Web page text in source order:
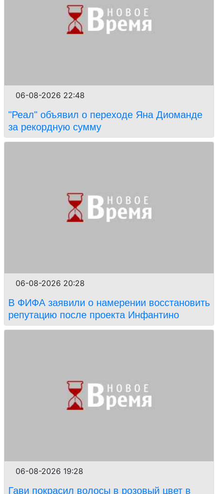
06-08-2026 22:48
"Реал" объявил о переходе Яна Диоманде
за рекордную сумму
06-08-2026 20:28
В ФИФА заявили о намерении восстановить
репутацию после проекта Инфантино
06-08-2026 19:28
Гави покрасил волосы в розовый цвет в